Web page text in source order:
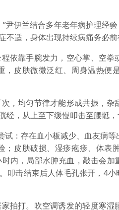
伊兰结合多年老年病护理经验
适，身体出现持续病痛务必前
靠手腕发力，空心掌、空拳
皮肤微微泛红、周身温热便
均匀节律才能形成共振，杂
，从上至下缓慢叩击至腰骶，
：存在血小板减少、血友病等
皮肤破损、湿疹疱疹、体表
内，局部水肿充血，敲击会加
叩击结束后人体毛孔张开，4
打。吹空调诱发的轻度寒湿